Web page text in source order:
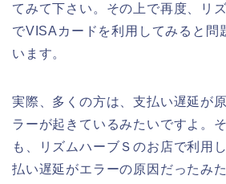
てみて下さい。その上で再度、リ
でVISAカードを利用してみると問
います。
実際、多くの方は、支払い遅延が
ラーが起きているみたいですよ。
も、リズムハーブＳのお店で利用
払い遅延がエラーの原因だったみた